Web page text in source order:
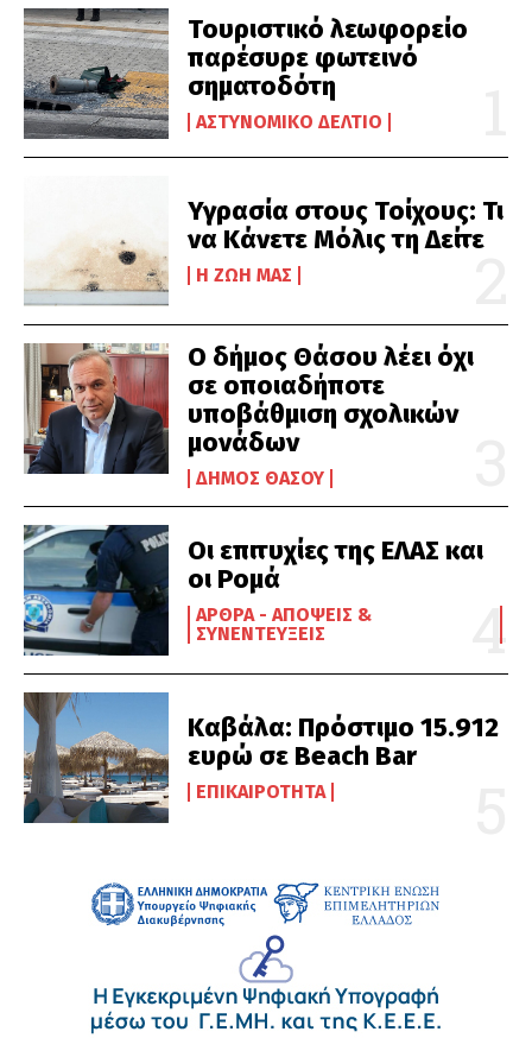
Τουριστικό λεωφορείο
παρέσυρε φωτεινό
σηματοδότη
ΑΣΤΥΝΟΜΙΚΌ ΔΕΛΤΊΟ
Υγρασία στους Τοίχους: Τι
να Κάνετε Μόλις τη Δείτε
Η ΖΩΉ ΜΑΣ
Ο δήμος Θάσου λέει όχι
σε οποιαδήποτε
υποβάθμιση σχολικών
μονάδων
ΔΉΜΟΣ ΘΆΣΟΥ
Οι επιτυχίες της ΕΛΑΣ και
οι Ρομά
ΆΡΘΡΑ - ΑΠΌΨΕΙΣ &
ΣΥΝΕΝΤΕΎΞΕΙΣ
Καβάλα: Πρόστιμο 15.912
ευρώ σε Beach Bar
ΕΠΙΚΑΙΡΌΤΗΤΑ